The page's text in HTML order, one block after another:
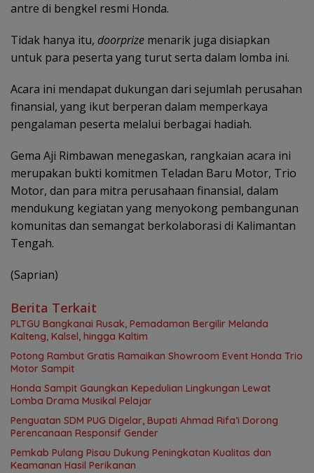
antre di bengkel resmi Honda.
Tidak hanya itu, doorprize menarik juga disiapkan
untuk para peserta yang turut serta dalam lomba ini.
Acara ini mendapat dukungan dari sejumlah perusahan
finansial, yang ikut berperan dalam memperkaya
pengalaman peserta melalui berbagai hadiah.
Gema Aji Rimbawan menegaskan, rangkaian acara ini
merupakan bukti komitmen Teladan Baru Motor, Trio
Motor, dan para mitra perusahaan finansial, dalam
mendukung kegiatan yang menyokong pembangunan
komunitas dan semangat berkolaborasi di Kalimantan
Tengah.
(Saprian)
Berita Terkait
PLTGU Bangkanai Rusak, Pemadaman Bergilir Melanda
Kalteng, Kalsel, hingga Kaltim
Potong Rambut Gratis Ramaikan Showroom Event Honda Trio
Motor Sampit
Honda Sampit Gaungkan Kepedulian Lingkungan Lewat
Lomba Drama Musikal Pelajar
Penguatan SDM PUG Digelar, Bupati Ahmad Rifa’i Dorong
Perencanaan Responsif Gender
Pemkab Pulang Pisau Dukung Peningkatan Kualitas dan
Keamanan Hasil Perikanan